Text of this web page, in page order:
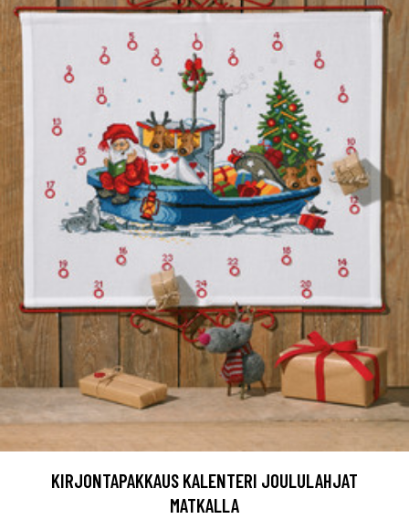
KIRJONTAPAKKAUS KALENTERI JOULULAHJAT
MATKALLA